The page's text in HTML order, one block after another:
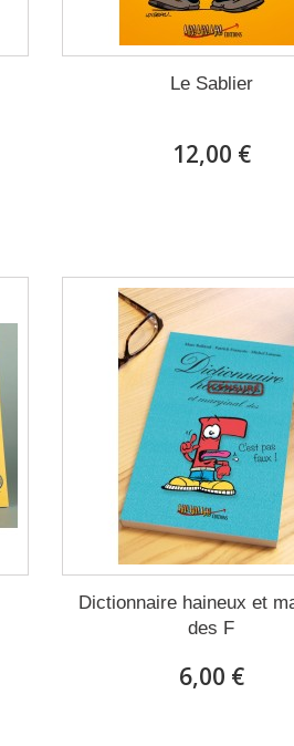
Le Sablier
12,00 €
Dictionnaire haineux et
des F
6,00 €